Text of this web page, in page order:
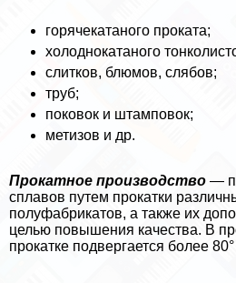
горячекатаного проката;
холоднокатаного
слитков, блюмов, слябов;
труб;
поковок и штамповок;
метизов и др.
Прокатное производство —
сплавов путем прокатки
полуфабрикатов, а также их
целью повышения качества. В
прокатке подвергается более